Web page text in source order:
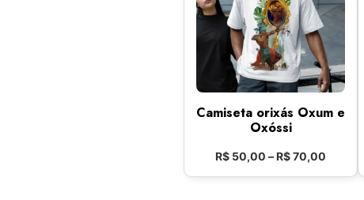
Camiseta orixás Oxum e
Oxóssi
R$ 50,00 –R$70,00